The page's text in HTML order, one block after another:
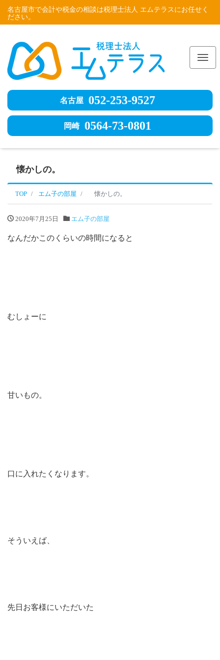
名古屋市で会計や税金の相談は税理士法人 エムテラスにお任せく
ださい。
名古屋 052-253-9527
岡崎 0564-73-0801
懐かしの。
TOP エム子の部屋 懐かしの。
2020年7月25日 エム子の部屋
なんだかこのくらいの時間になると
むしょーに
甘いもの。
口に入れたくなります。
そういえば、
先日お客様にいただいた